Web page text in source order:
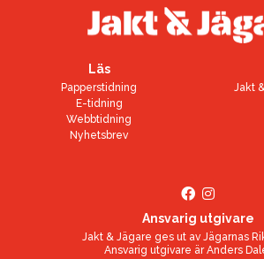
Läs
Papperstidning
E-tidning
Webbtidning
Nyhetsbrev
Jakt
Ansvarig utgivare
Jakt & Jägare ges ut av Jägarnas
Ansvarig utgivare ärAnders